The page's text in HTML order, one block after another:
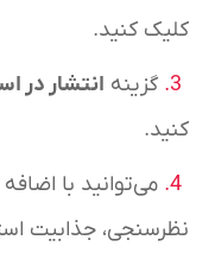
کلیک کنید.
گزینه انتشار در
کنید.
می‌توانید با
نظرسنجی، جذابیت